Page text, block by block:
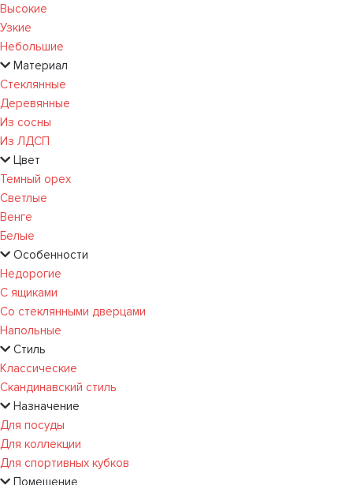
Высокие
Узкие
Небольшие
Материал
Стеклянные
Деревянные
Из сосны
Из ЛДСП
Цвет
Темный орех
Светлые
Венге
Белые
Особенности
Недорогие
С ящиками
Со стеклянными дверцами
Напольные
Стиль
Классические
Скандинавский стиль
Назначение
Для посуды
Для коллекции
Для спортивных кубков
Помещение